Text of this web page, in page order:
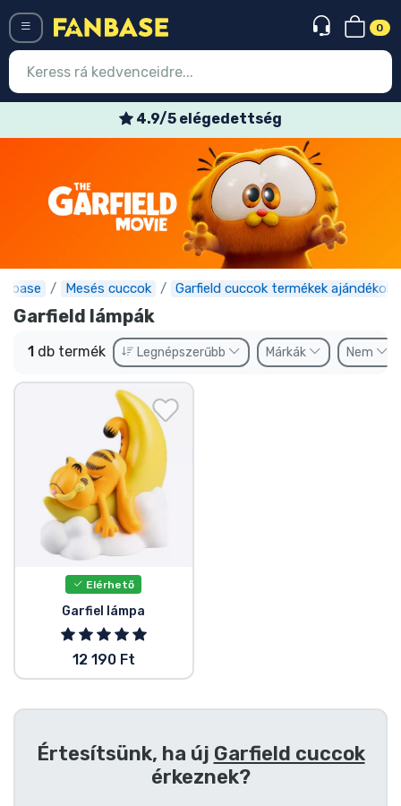
0
4.9/5 elégedettség
Mesés cuccok Garfield cuccok termékek ajándékok
Garfield lámpák
1 db termék Legnépszerűbb Márkák Nem
Elérhető
Garfiel lámpa
12 190 Ft
Értesítsünk, ha új Garfield cuccok
érkeznek?
Regisztráció
Legújabb cuccok
Express szállítás
Előrendelhető cuccok
Outlet cuccok
Ajándékkártya
Szállítás és fizetés
Sorozatos cuccok
Filmes cuccok
Mesés cuccok
Animés cuccok
Gamer cuccok
Sportos cuccok